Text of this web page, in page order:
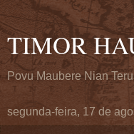
TIMOR
Povu Maubere Nian
segunda-feira, 17 de